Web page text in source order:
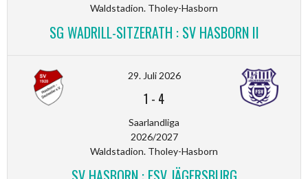
Waldstadion. Tholey-Hasborn
SG WADRILL-SITZERATH : SV HASBORN II
29. Juli 2026
1 - 4
Saarlandliga
2026/2027
Waldstadion. Tholey-Hasborn